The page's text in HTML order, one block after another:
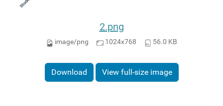
2.png
image/png 1024x768 56.0 KB
Download View full-size image